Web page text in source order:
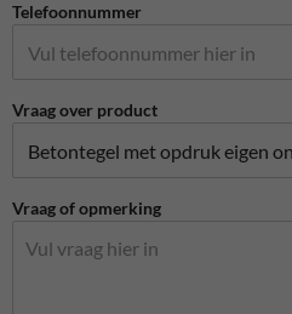
Telefoonnummer
Vraag over product
Vraag of opmerking